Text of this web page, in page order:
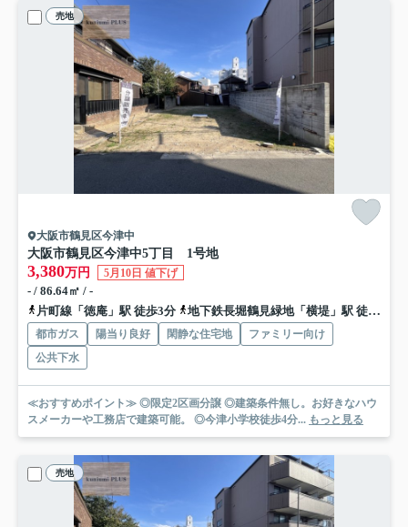
売地
大阪市鶴見区今津中
大阪市鶴見区今津中5丁目 1号地
3,380万円 5月10日 値下げ
- / 86.64㎡ / -
片町線「徳庵」駅 徒歩3分
地下鉄長堀鶴見緑地「横堤」駅 徒歩24分
都市ガス 陽当り良好 閑静な住宅地
ファミリー向け
公共下水
≪おすすめポイント≫ ◎限定2区画分譲 ◎建築条件無し。お好きなハウ
スメーカーや工務店で建築可能。 ◎今津小学校徒歩4分... もっと見る
売地